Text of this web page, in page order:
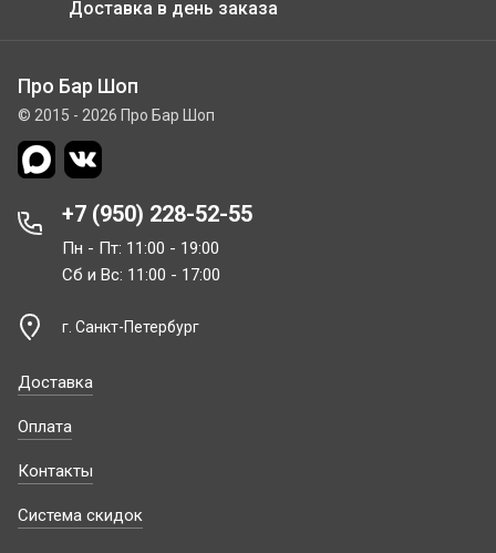
Доставка в день заказа
Про Бар Шоп
© 2015 - 2026 Про Бар Шоп
+7 (950) 228-52-55
Пн - Пт: 11:00 - 19:00
Сб и Вс: 11:00 - 17:00
г. Санкт-Петербург
Доставка
Оплата
Контакты
Система скидок